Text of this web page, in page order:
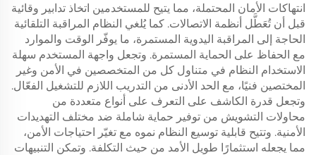
انتهاكات الأمان المحتملة، مما يتيح للمستخدمين اتخاذ تدابير وقائية
قبل أن تُعَطَّل أنظمة الاتصالات. كما يُلغي النظام المراقبة التلقائية
الحاجة إلى المراقبة اليدوية المستمرة، ما يوفّر الوقت والموارد
مع الحفاظ على الحماية المستمرة. وتجعل واجهة المستخدم سهلة
الاستخدام النظام في متناول كل من المتخصصين في الأمن وغير
المختصين فنيًا، مع الحد الأدنى من التدريب اللازم للتشغيل الفعّال.
وتجعل قدرة الكاشف على التعرف على أنواع متعددة من
محاولات التشويش من توفير حماية شاملة ضد مختلف التهديدات
الأمنية. وتتيح قابلية توسيع النظام نموه مع تغيّر احتياجات الأمن،
مما يجعله استثمارًا طويل الأمد من حيث التكلفة. وتمكن التنبيهات